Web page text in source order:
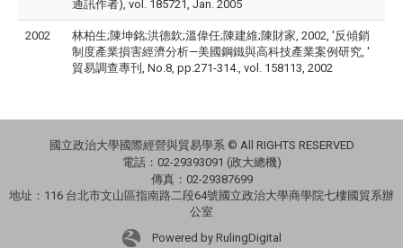
通訊作者), vol. 185721, Jan. 2005
2002
林柏生;陳坤銘;洪德欽;溫偉任;陳建維;陳財家, 2002, '反傾銷
制度產業損害經濟分析—美國鋼鐵與高科技產業案例研究, '
貿易調查專刊, No.8, pp.271-314., vol. 158113, 2002
國立政治大學國際經營與貿易學系 © All RIGHTS RESERVED
電話： 02-29393091 (政大總機)
傳真：02-29387699
地址： 116 台北市文山區指南路二段64號國立政治大學商學院七樓國貿系辦
公室
Powered by RulingDigital